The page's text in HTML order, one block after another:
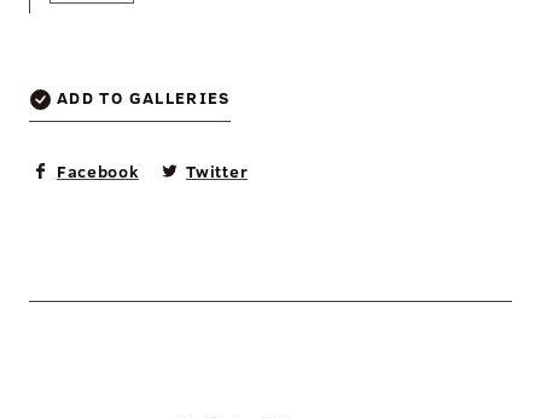
ADD TO GALLERIES
Facebook Twitter